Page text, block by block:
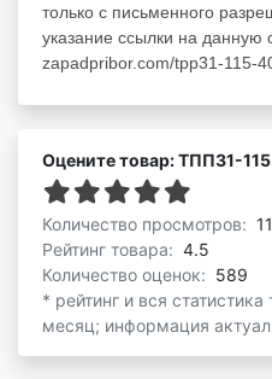
только с письменного
указание ссылки на данную
zapadpribor.com/tpp31-115-
Оцените товар: ТПП31-
Количество просмотров:
Рейтинг товара: 4.5
Количество оценок: 589
* рейтинг и вся
месяц; информация